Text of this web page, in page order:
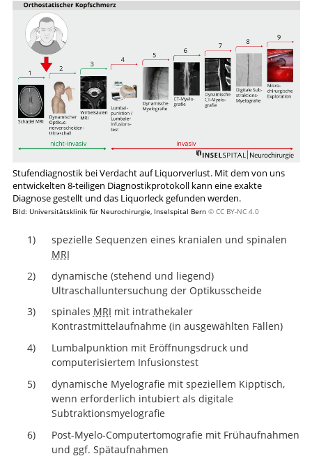
Stufendiagnostik bei Verdacht auf Liquorverlust. Mit dem von uns
entwickelten 8-teiligen Diagnostikprotokoll kann eine exakte
Diagnose gestellt und das Liquorleck gefunden werden.
Bild: Universitätsklinik für Neurochirurgie, Inselspital Bern © CC BY-NC 4.0
spezielle Sequenzen eines kranialen und spinalen
MRI
dynamische (stehend und liegend)
Ultraschalluntersuchung der Optikusscheide
spinales MRI mit intrathekaler
Kontrastmittelaufnahme (in ausgewählten Fällen)
Lumbalpunktion mit Eröffnungsdruck und
computerisiertem Infusionstest
dynamische Myelografie mit speziellem Kipptisch,
wenn erforderlich intubiert als digitale
Subtraktionsmyelografie
Post-Myelo-Computertomografie mit Frühaufnahmen
und ggf. Spätaufnahmen
Suche